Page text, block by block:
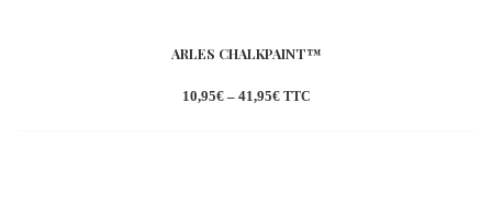
ARLES CHALKPAINT™
10,95€– 41,95€ TTC